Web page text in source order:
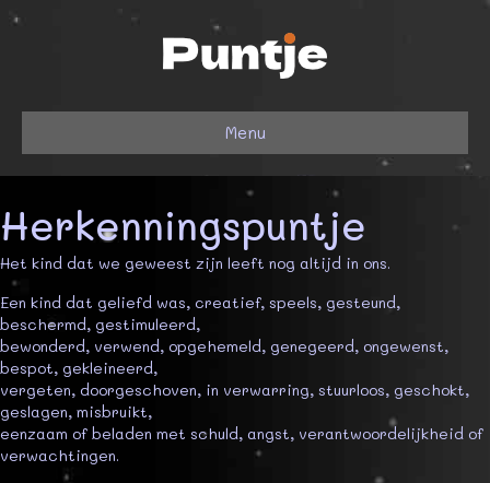
Menu
Herkenningspuntje
Het kind dat we geweest zijn leeft nog altijd in ons.
Een kind dat geliefd was, creatief, speels, gesteund,
beschermd, gestimuleerd,
bewonderd, verwend, opgehemeld, genegeerd, ongewenst,
bespot, gekleineerd,
vergeten, doorgeschoven, in verwarring, stuurloos, geschokt,
geslagen, misbruikt,
eenzaam of beladen met schuld, angst, verantwoordelijkheid of
verwachtingen.